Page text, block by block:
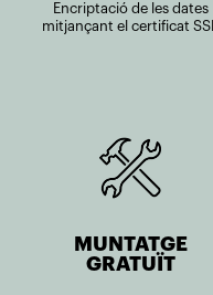
Encriptació de les dates
mitjançant el certificat SSL
MUNTATGE
GRATUÏT